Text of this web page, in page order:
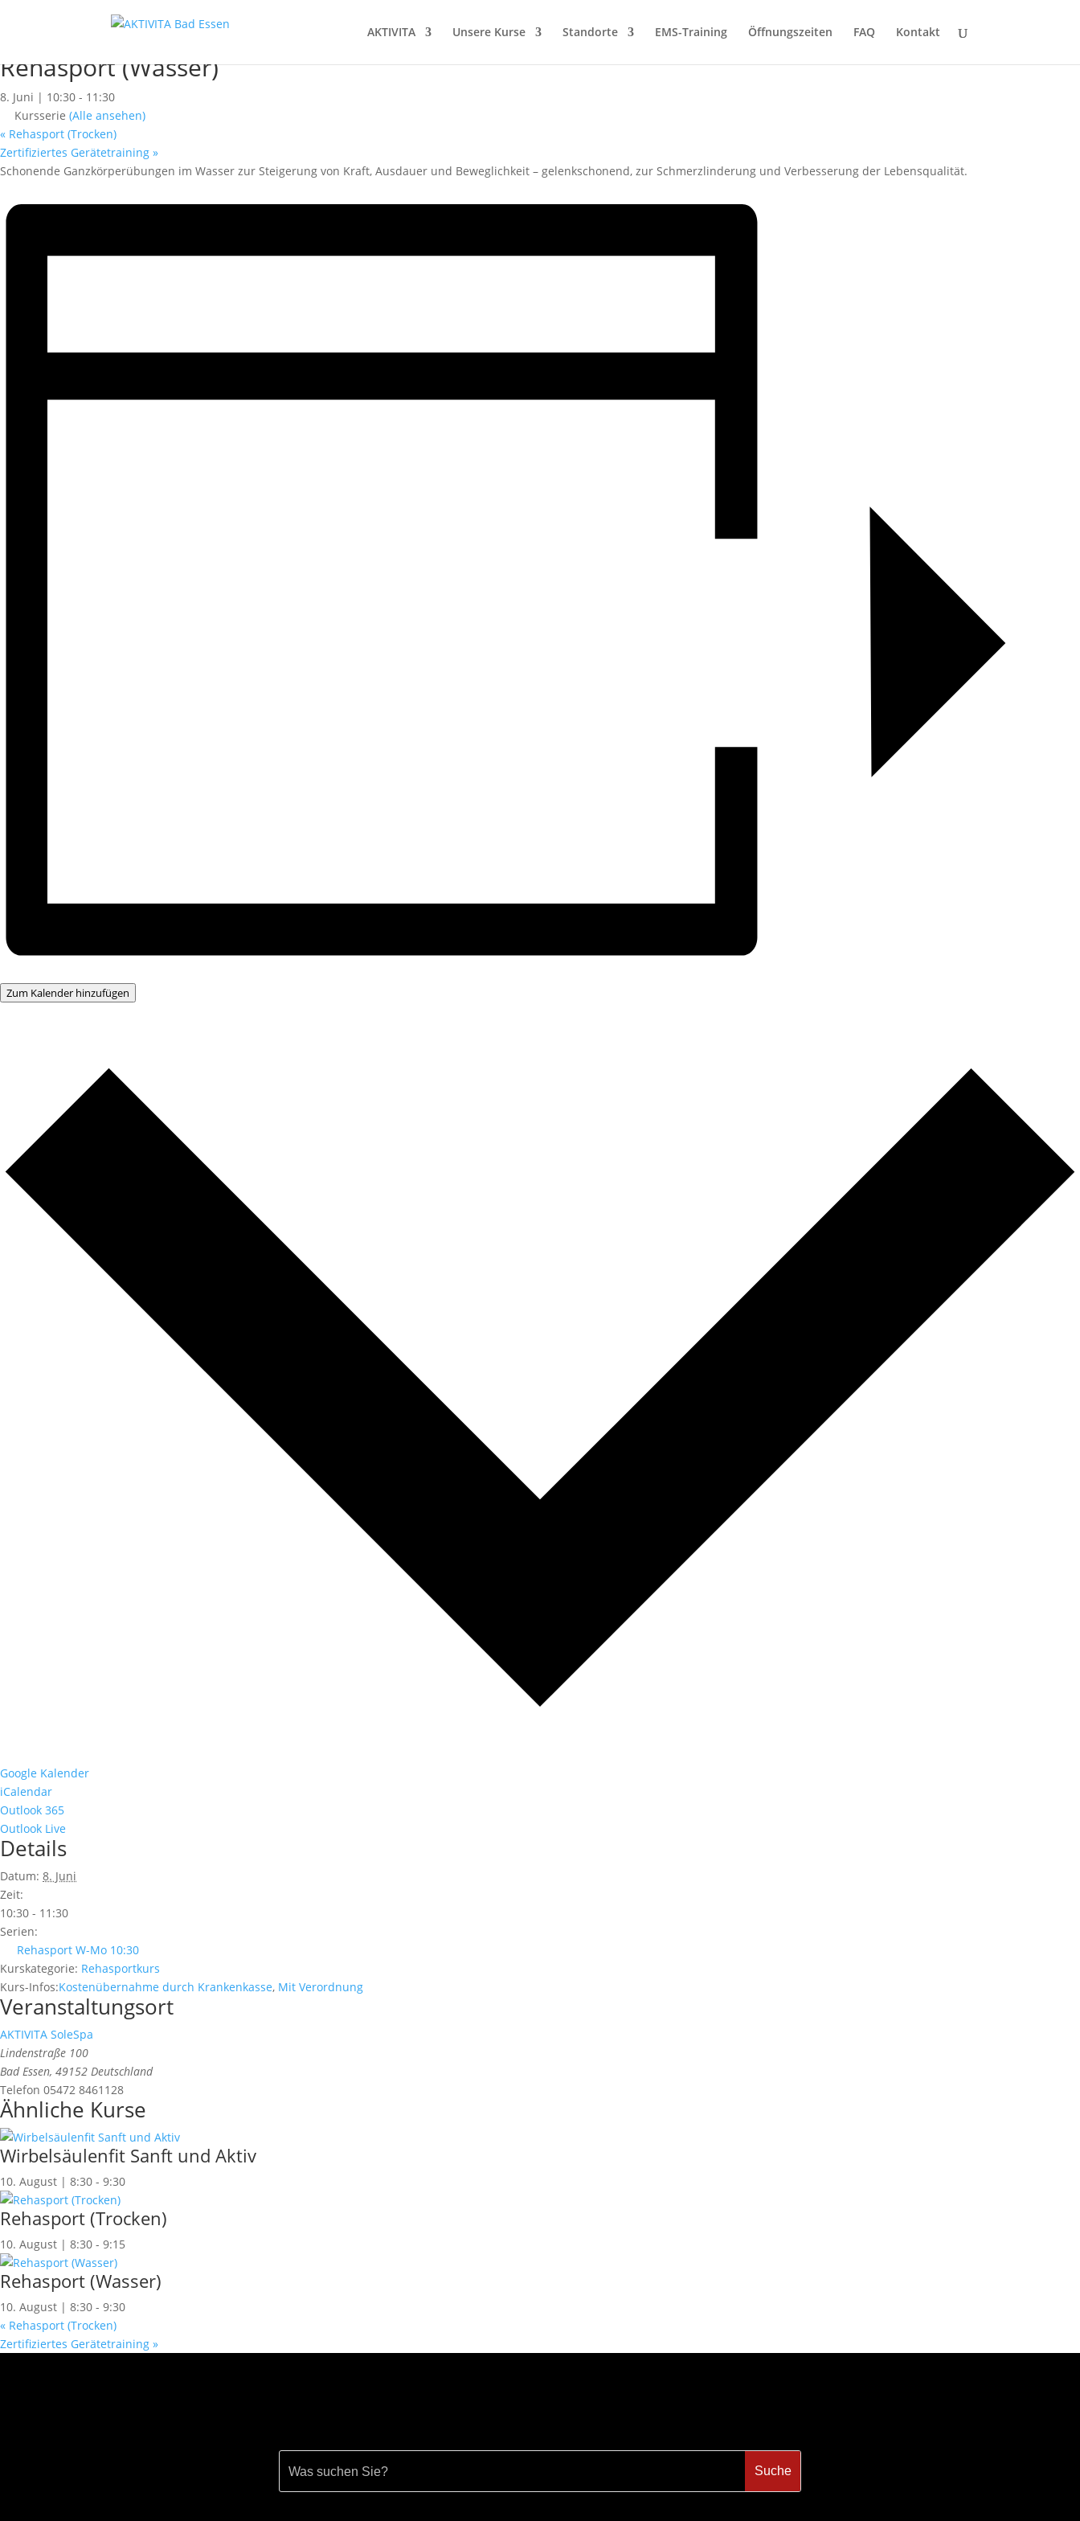
AKTIVITA Unsere Kurse Standorte EMS-Training Öffnungszeiten FAQ Kontakt
Rehasport (Wasser)
8. Juni | 10:30 - 11:30
Kursserie (Alle ansehen)
« Rehasport (Trocken)
Zertifiziertes Gerätetraining »
Schonende Ganzkörperübungen im Wasser zur Steigerung von Kraft, Ausdauer und Beweglichkeit – gelenkschonend, zur Schmerzlinderung und Verbesserung der Lebensqualität.
Zum Kalender hinzufügen
Google Kalender
iCalendar
Outlook 365
Outlook Live
Details
Datum: 8. Juni
Zeit:
10:30 - 11:30
Serien:
Rehasport W-Mo 10:30
Kurskategorie: Rehasportkurs
Kurs-Infos:Kostenübernahme durch Krankenkasse, Mit Verordnung
Veranstaltungsort
AKTIVITA SoleSpa
Lindenstraße 100
Bad Essen, 49152 Deutschland
Telefon 05472 8461128
Ähnliche Kurse
Wirbelsäulenfit Sanft und Aktiv
10. August | 8:30 - 9:30
Rehasport (Trocken)
10. August | 8:30 - 9:15
Rehasport (Wasser)
10. August | 8:30 - 9:30
« Rehasport (Trocken)
Zertifiziertes Gerätetraining »